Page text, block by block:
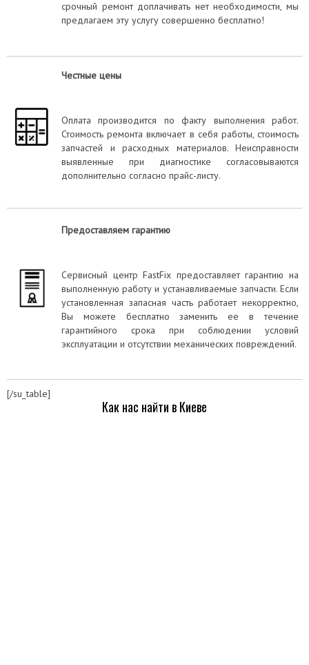
срочный ремонт доплачивать нет необходимости, мы
предлагаем эту услугу совершенно бесплатно!
Честные цены
Оплата производится по факту выполнения работ.
Стоимость ремонта включает в себя работы, стоимость
запчастей и расходных материалов. Неисправности
выявленные при диагностике согласовываются
дополнительно согласно прайс-листу.
Предоставляем гарантию
Сервисный центр FastFix предоставляет гарантию на
выполненную работу и устанавливаемые запчасти. Если
установленная запасная часть работает некорректно,
Вы можете бесплатно заменить ее в течение
гарантийного срока при соблюдении условий
эксплуатации и отсутствии механических повреждений.
[/su_table]
Как нас найти в Киеве